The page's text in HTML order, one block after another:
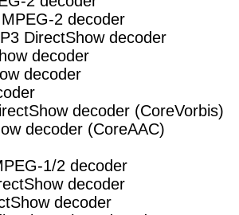
2 decoder
DirectShow decoder
decoder
decoder
decoder (CoreVorbis)
decoder (CoreAAC)
1/2 decoder
decoder
decoder